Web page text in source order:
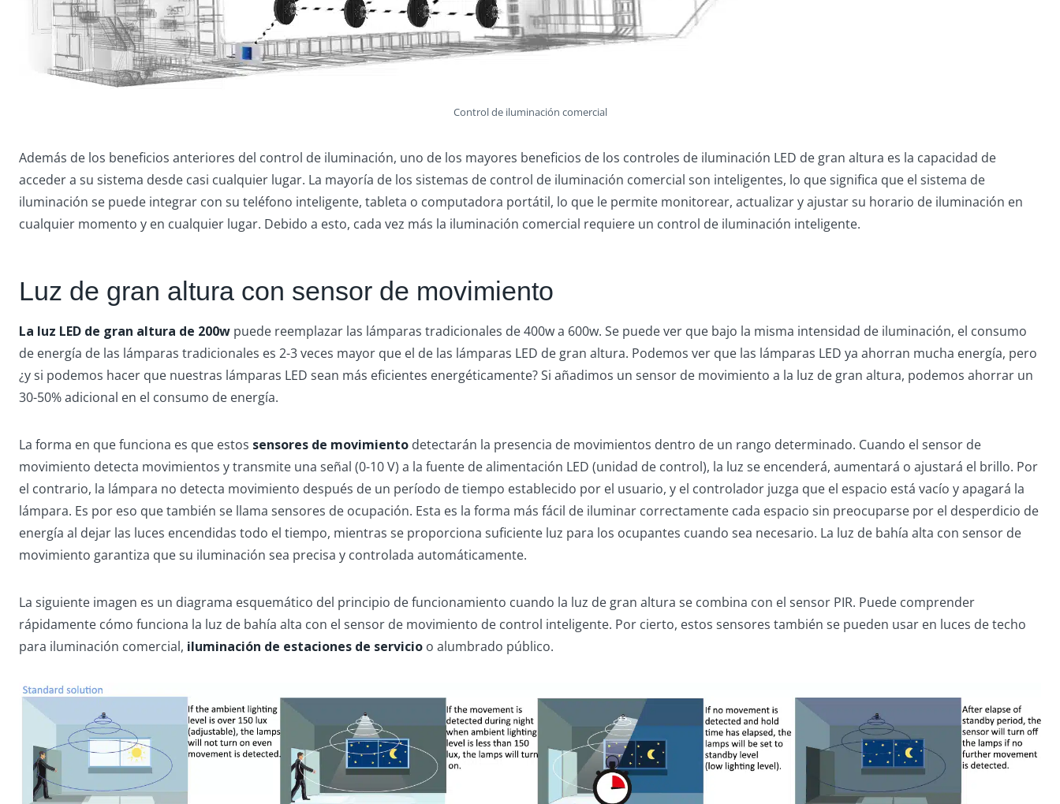
Control de iluminación comercial
Además de los beneficios anteriores del control de iluminación, uno de los mayores beneficios de los controles de iluminación LED de gran altura es la capacidad de
acceder a su sistema desde casi cualquier lugar. La mayoría de los sistemas de control de iluminación comercial son inteligentes, lo que significa que el sistema de
iluminación se puede integrar con su teléfono inteligente, tableta o computadora portátil, lo que le permite monitorear, actualizar y ajustar su horario de iluminación en
cualquier momento y en cualquier lugar. Debido a esto, cada vez más la iluminación comercial requiere un control de iluminación inteligente.
Luz de gran altura con sensor de movimiento
La luz LED de gran altura de 200w puede reemplazar las lámparas tradicionales de 400w a 600w. Se puede ver que bajo la misma intensidad de iluminación, el consumo
de energía de las lámparas tradicionales es 2-3 veces mayor que el de las lámparas LED de gran altura. Podemos ver que las lámparas LED ya ahorran mucha energía, pero
¿y si podemos hacer que nuestras lámparas LED sean más eficientes energéticamente? Si añadimos un sensor de movimiento a la luz de gran altura, podemos ahorrar un
30-50% adicional en el consumo de energía.
La forma en que funciona es que estos sensores de movimiento detectarán la presencia de movimientos dentro de un rango determinado. Cuando el sensor de
movimiento detecta movimientos y transmite una señal (0-10 V) a la fuente de alimentación LED (unidad de control), la luz se encenderá, aumentará o ajustará el brillo. Por
el contrario, la lámpara no detecta movimiento después de un período de tiempo establecido por el usuario, y el controlador juzga que el espacio está vacío y apagará la
lámpara. Es por eso que también se llama sensores de ocupación. Esta es la forma más fácil de iluminar correctamente cada espacio sin preocuparse por el desperdicio de
energía al dejar las luces encendidas todo el tiempo, mientras se proporciona suficiente luz para los ocupantes cuando sea necesario. La luz de bahía alta con sensor de
movimiento garantiza que su iluminación sea precisa y controlada automáticamente.
La siguiente imagen es un diagrama esquemático del principio de funcionamiento cuando la luz de gran altura se combina con el sensor PIR. Puede comprender
rápidamente cómo funciona la luz de bahía alta con el sensor de movimiento de control inteligente. Por cierto, estos sensores también se pueden usar en luces de techo
para iluminación comercial, iluminación de estaciones de servicio o alumbrado público.